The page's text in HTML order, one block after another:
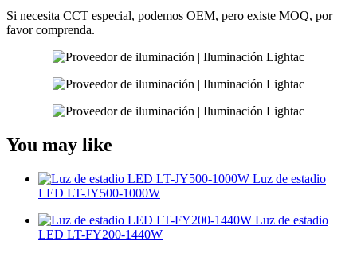
Si necesita CCT especial, podemos OEM, pero existe MOQ, por
favor comprenda.
You may like
Luz de estadio
LED LT-JY500-1000W
Luz de estadio
LED LT-FY200-1440W